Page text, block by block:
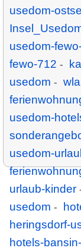
usedom-
usedom-
fewo-712 -
usedom -
usedom-
usedom-
urlaub-kinder
usedom -
heringsdorf-
hotels-